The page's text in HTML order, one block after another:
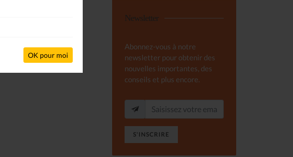
OK pour moi
Newsletter
Abonnez-vous à notre
newsletter pour obtenir des
nouvelles importantes, des
conseils et plus encore.
S'INSCRIRE